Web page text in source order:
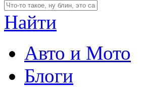
Найти
Авто и Мото
Блоги